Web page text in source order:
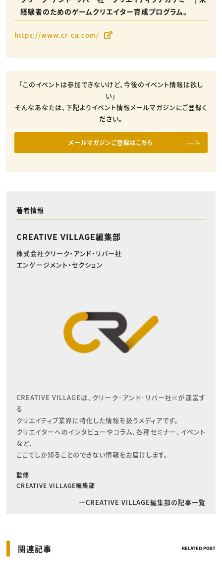
経験者のためのゲームクリエイター育成プログラム。
https://www.cr-ca.com/
「このイベントは参加できないけど、今後のイベント情報は欲し
い」
そんなあなたは、下記よりイベント情報メールマガジンにご登録く
ださい。
メールマガジンご登録はこちら
著者情報
CREATIVE VILLAGE編集部
株式会社クリーク・アンド・リバー社
エンゲージメント・セクション
CREATIVE VILLAGEは、クリーク･アンド･リバー社※が運営す
る
クリエイティブ業界に特化した情報を扱うメディアです。
クリエイターへのインタビューやコラム、各種セミナー、イベント
など、
ここでしか知ることのできない情報をお届けします。
監修
CREATIVE VILLAGE編集部
CREATIVE VILLAGE編集部の記事一覧
関連記事 RELATED POST